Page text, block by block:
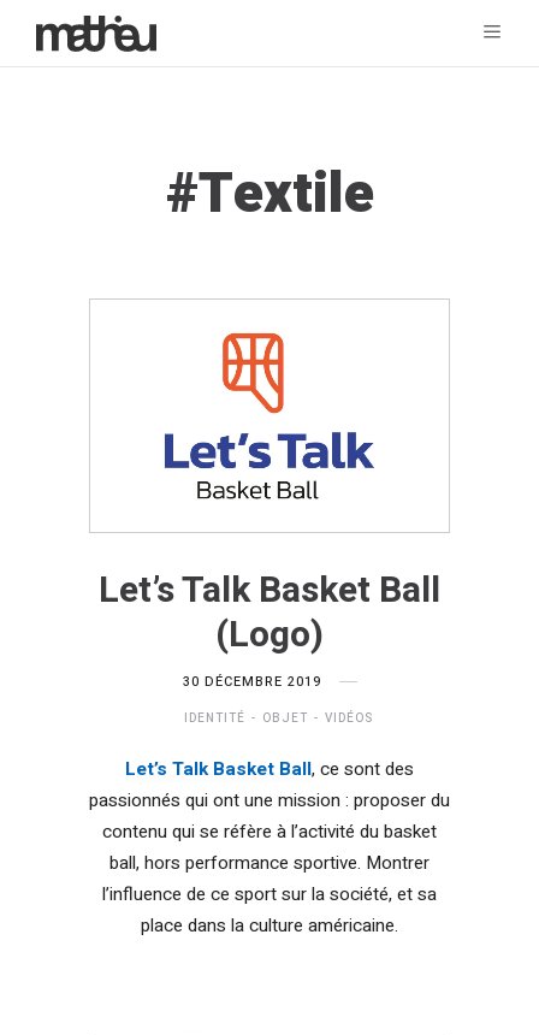
Tag:
Textile
Let’s Talk Basket Ball
(Logo)
30 DÉCEMBRE 2019
IDENTITÉ OBJET VIDÉOS
Let’s Talk Basket Ball, ce sont des
passionnés qui ont une mission : proposer du
contenu qui se réfère à l’activité du basket
ball, hors performance sportive. Montrer
l’influence de ce sport sur la société, et sa
place dans la culture américaine.